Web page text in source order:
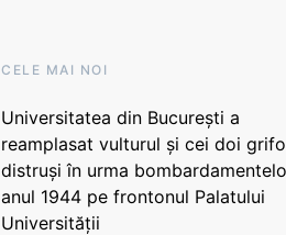
CELE MAI NOI
Universitatea din București a
reamplasat vulturul și cei doi
distruși în urma
anul 1944 pe frontonul Palatului
Universității